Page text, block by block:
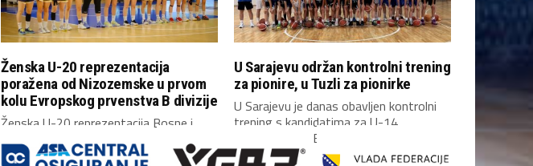
Ženska U-20 reprezentacija
poražena od Nizozemske u prvom
kolu Evropskog prvenstva B divizije
Ženska U-20 reprezentacija Bosne i
Hercegovine upisala je poraz u prvom
kolu Evropskog prvenstva...
U Sarajevu održan kontrolni trening
za pionire, u Tuzli za pionirke
U Sarajevu je danas obavljen kontrolni
trening s kandidatima za U-14
reprezentaciju Bosne i...